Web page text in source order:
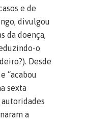
e de
divulgou
da doença,
o
Desde
“acabou
sexta
autoridades
a